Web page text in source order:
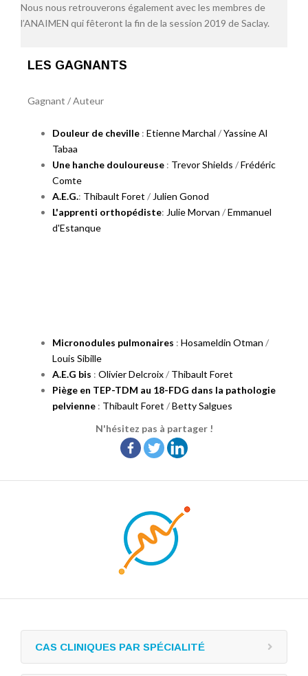
Nous nous retrouverons également avec les membres de
l’ANAIMEN qui fêteront la fin de la session 2019 de Saclay.
LES GAGNANTS
Gagnant / Auteur
Douleur de cheville : Etienne Marchal /Yassine Al
Tabaa
Une hanche douloureuse : Trevor Shields /Frédéric
Comte
A.E.G.: Thibault Foret / Julien Gonod
L'apprenti orthopédiste: Julie Morvan /Emmanuel
d'Estanque
Micronodules pulmonaires : Hosameldin Otman /
Louis Sibille
A.E.G bis : Olivier Delcroix/ Thibault Foret
Piège en TEP-TDM au 18-FDG dans la pathologie
pelvienne : Thibault Foret /Betty Salgues
N'hésitez pas à partager !
CAS CLINIQUES PAR SPÉCIALITÉ